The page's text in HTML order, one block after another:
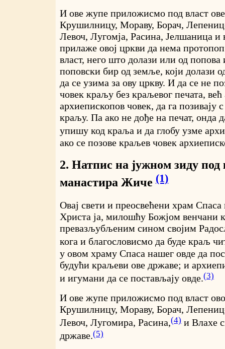
И ове жупе приложисмо под власт
Крушилницу, Мораву, Борач,
Левоч, Лугомја, Расина, Јелшаница и
прилаже овој цркви да нема
власт, него што долази или од
поповски бир од земље, који долази
да се узима за ову цркву. И да се не
човек краљу без краљевог печата,
архиепископов човек, да га позивају
краљу. Па ако не дође на печат, онда
упишу код краља и да глобу узме
ако се позове краљев човек
2. Натпис на јужном зиду под
манастира Жиче (1)
Овај свети и преосвећени храм
Христа ја, милошћу Божјом венчани
превазљубљеним сином својим
кога и благословисмо да буде краљ
у овом храму Спаса нашег овде да
будући краљеви ове државе; и
и игумани да се постављају овде.(3)
И ове жупе приложисмо под власт
Крушилницу, Мораву, Борач,
Левоч, Лугомира, Расина,(4) и Влахе
државе.(5)